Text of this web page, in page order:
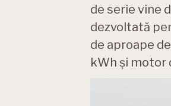
de serie vine
dezvoltată
de aproape
kWh și motor